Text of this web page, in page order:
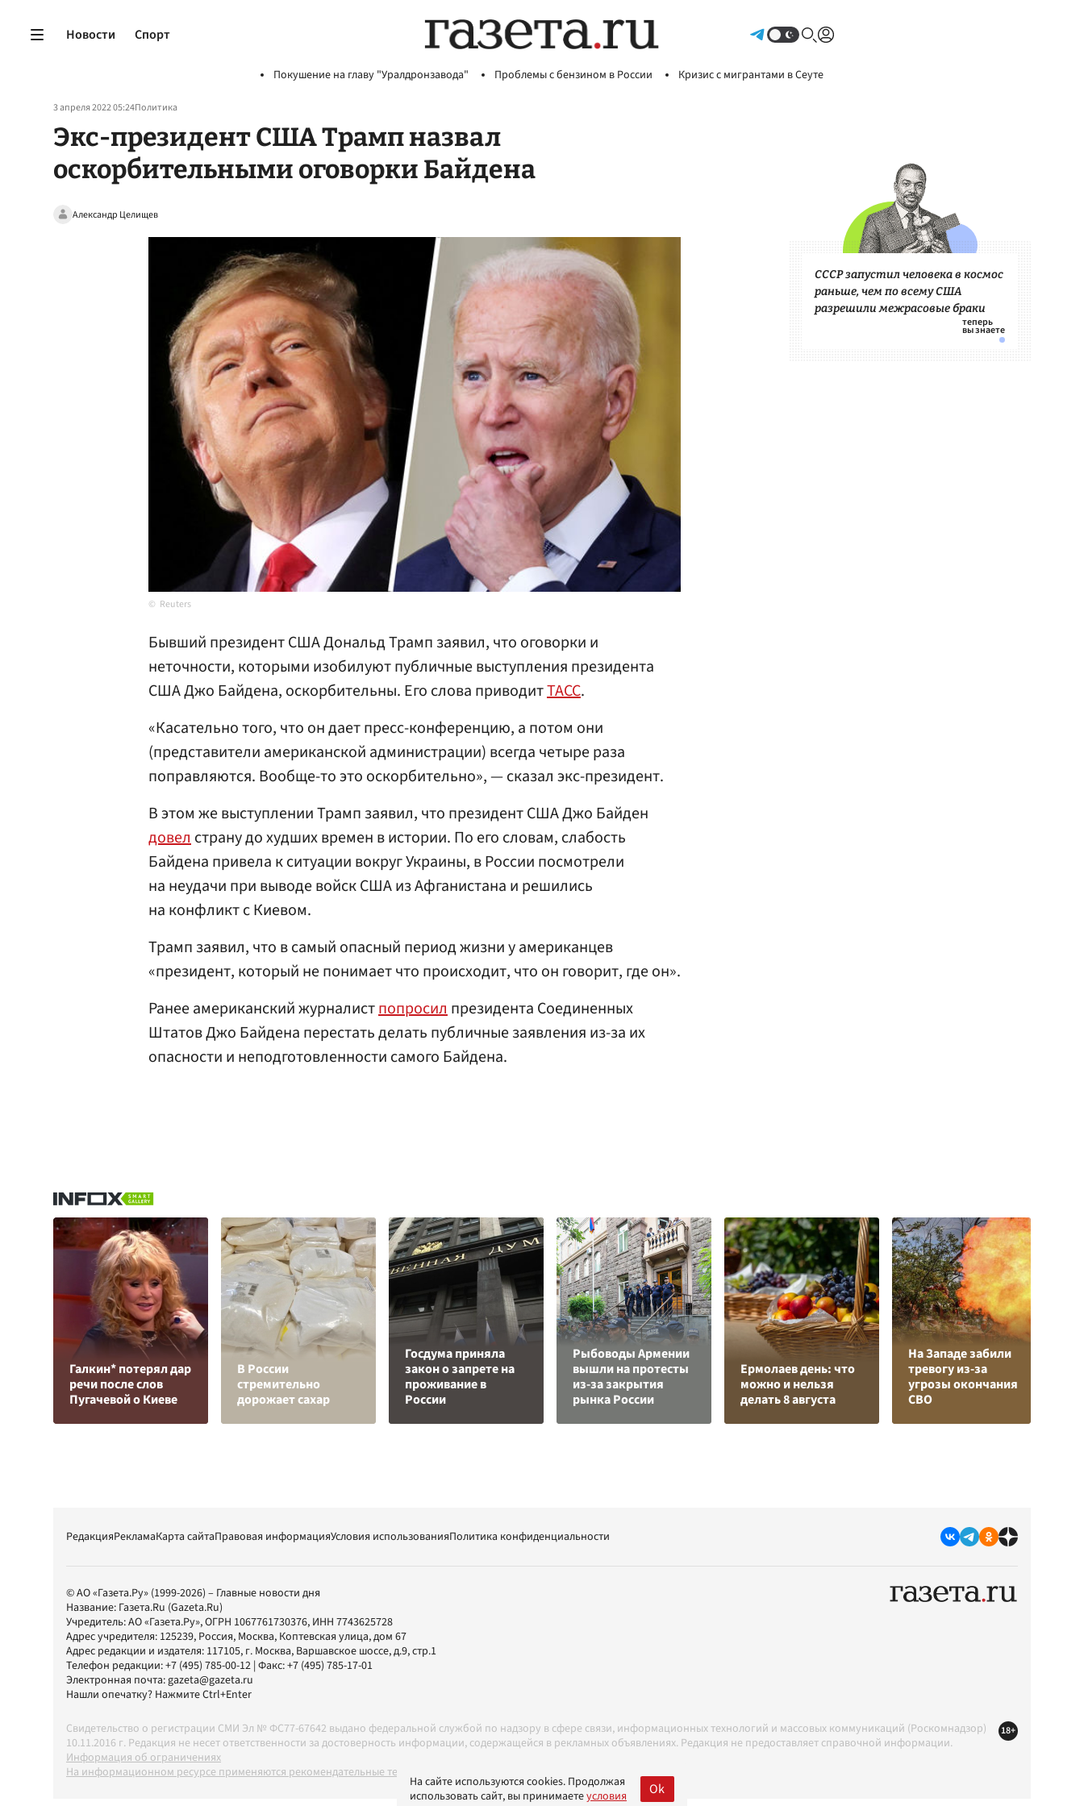
Новости Спорт
Покушение на главу "Уралдронзавода" Проблемы с бензином в России Кризис с мигрантами в Сеуте
3 апреля 2022 05:24Политика
Экс-президент США Трамп назвал
оскорбительными оговорки Байдена
Александр Целищев
Reuters
Бывший президент США Дональд Трамп заявил, что оговорки и
неточности, которыми изобилуют публичные выступления президента
США Джо Байдена, оскорбительны. Его слова приводитТАСС.
«Касательно того, что он дает пресс-конференцию, а потом они
(представители американской администрации) всегда четыре раза
поправляются. Вообще-то это оскорбительно», — сказал экс-президент.
В этом же выступлении Трамп заявил, что президент США Джо Байден
довелстрану до худших времен в истории. По его словам, слабость
Байдена привела к ситуации вокруг Украины, в России посмотрели
на неудачи при выводе войск США из Афганистана и решились
на конфликт с Киевом.
Трамп заявил, что в самый опасный период жизни у американцев
«президент, который не понимает что происходит, что он говорит, где он».
Ранее американский журналистпопросилпрезидента Соединенных
Штатов Джо Байдена перестать делать публичные заявления из-за их
опасности и неподготовленности самого Байдена.
СССР запустил человека в космос
раньше, чем по всему США
разрешили межрасовые браки
Галкин* потерял дар
речи после слов
Пугачевой о Киеве
В России
стремительно
дорожает сахар
Госдума приняла
закон о запрете на
проживание в
России
Рыбоводы Армении
вышли на протесты
из-за закрытия
рынка России
Ермолаев день: что
можно и нельзя
делать 8 августа
На Западе забили
тревогу из-за
угрозы окончания
СВО
РедакцияРекламаКарта сайтаПравовая информацияУсловия использованияПолитика конфиденциальности
© АО «Газета.Ру» (1999-2026) – Главные новости дня
Название: Газета.Ru (Gazeta.Ru)
Учредитель:АО «Газета.Ру», ОГРН 1067761730376, ИНН 7743625728
Адрес учредителя: 125239, Россия, Москва, Коптевская улица, дом 67
Адрес редакции и издателя: 117105, г. Москва, Варшавское шоссе, д.9, стр.1
Телефон редакции:+7 (495) 785-00-12 | Факс:+7 (495) 785-17-01
Электронная почта:gazeta@gazeta.ru
Нашли опечатку? Нажмите Ctrl+Enter
Свидетельство о регистрации СМИ Эл № ФС77-67642 выдано федеральной службой по надзору в сфере связи, информационных технологий и массовых коммуникаций (Роскомнадзор)
10.11.2016 г. Редакция не несет ответственности за достоверность информации, содержащейся в рекламных объявлениях. Редакция не предоставляет справочной информации.
Информация об ограничениях
На информационном ресурсе применяются рекомендательные технологии в соответствии с Правилами
18+
На сайте используются cookies. Продолжая
использовать сайт, вы принимаетеусловия Ok